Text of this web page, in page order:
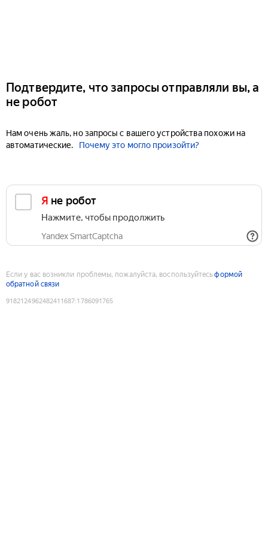
Подтвердите, что запросы отправляли вы, а
не робот
Нам очень жаль, но запросы с вашего устройства похожи на
автоматические.
Почему это могло произойти?
Я не робот
Нажмите, чтобы продолжить
Yandex SmartCaptcha
Если у вас возникли проблемы, пожалуйста, воспользуйтесьформой
обратной связи
9182124962482411687:1786091765